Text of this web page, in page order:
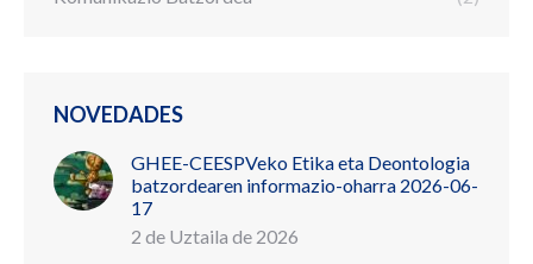
NOVEDADES
GHEE-CEESPVeko Etika eta Deontologia
batzordearen informazio-oharra 2026-06-
17
2 de Uztaila de 2026